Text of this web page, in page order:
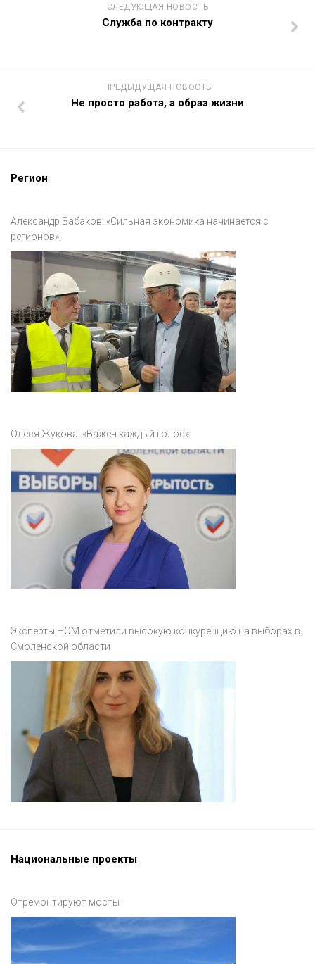
СЛЕДУЮЩАЯ НОВОСТЬ
Служба по контракту
ПРЕДЫДУЩАЯ НОВОСТЬ
Не просто работа, а образ жизни
Регион
Александр Бабаков: «Сильная экономика начинается с
регионов».
Олеся Жукова: «Важен каждый голос»
Эксперты НОМ отметили высокую конкуренцию на выборах в
Смоленской области
Национальные проекты
Отремонтируют мосты